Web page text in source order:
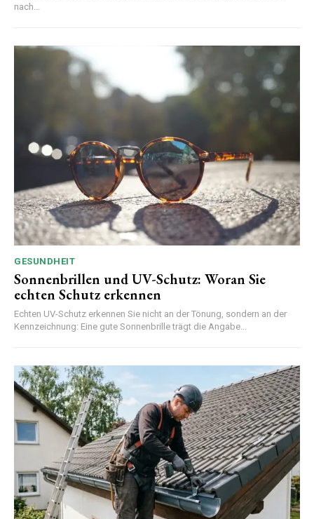
nach...
GESUNDHEIT
Sonnenbrillen und UV-Schutz: Woran Sie
echten Schutz erkennen
Echten UV-Schutz erkennen Sie nicht an der Tönung, sondern an der
Kennzeichnung: Eine gute Sonnenbrille trägt die Angabe...